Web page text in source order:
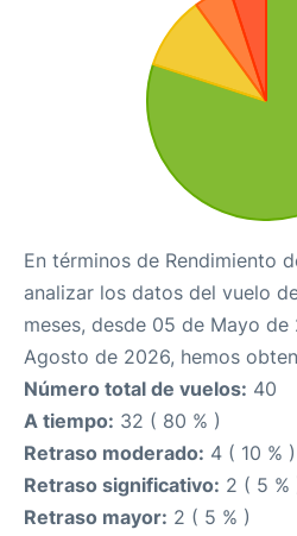
En términos de Rendimiento
analizar los datos del vuelo
meses, desde 05 de Mayo
Agosto de 2026, hemos
Número total de vuelos: 40
A tiempo: 32 ( 80 % )
Retraso moderado: 4 ( 10 % )
Retraso significativo: 2 ( 5 %
Retraso mayor: 2 ( 5 % )